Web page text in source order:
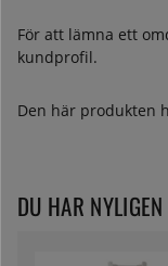
För att lämna ett
kundprofil.
Den här produkten
DU HAR